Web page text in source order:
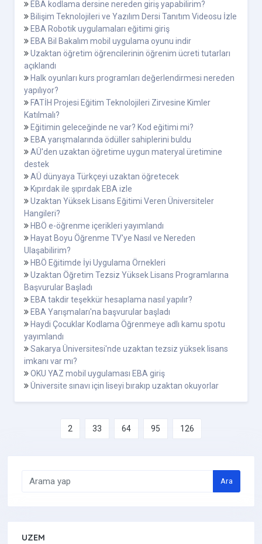
EBA kodlama dersine nereden giriş yapabilirim?
Bilişim Teknolojileri ve Yazılım Dersi Tanıtım Videosu İzle
EBA Robotik uygulamaları eğitimi giriş
EBA Bil Bakalım mobil uygulama oyunu indir
Uzaktan öğretim öğrencilerinin öğrenim ücreti tutarları
açıklandı
Halk oyunları kurs programları değerlendirmesi nereden
yapılıyor?
FATİH Projesi Eğitim Teknolojileri Zirvesine Kimler
Katılmalı?
Eğitimin geleceğinde ne var? Kod eğitimi mi?
EBA yarışmalarında ödüller sahiplerini buldu
AÜ'den uzaktan öğretime uygun materyal üretimine
destek
AÜ dünyaya Türkçeyi uzaktan öğretecek
Kıpırdak ile şıpırdak EBA izle
Uzaktan Yüksek Lisans Eğitimi Veren Üniversiteler
Hangileri?
HBÖ e-öğrenme içerikleri yayımlandı
Hayat Boyu Öğrenme TV'ye Nasıl ve Nereden
Ulaşabilirim?
HBÖ Eğitimde İyi Uygulama Örnekleri
Uzaktan Öğretim Tezsiz Yüksek Lisans Programlarına
Başvurular Başladı
EBA takdir teşekkür hesaplama nasıl yapılır?
EBA Yarışmaları'na başvurular başladı
Haydi Çocuklar Kodlama Öğrenmeye adlı kamu spotu
yayımlandı
Sakarya Üniversitesi'nde uzaktan tezsiz yüksek lisans
imkanı var mı?
OKU YAZ mobil uygulaması EBA giriş
Üniversite sınavı için liseyi bırakıp uzaktan okuyorlar
2 33 64 95 126
Ara
UZEM